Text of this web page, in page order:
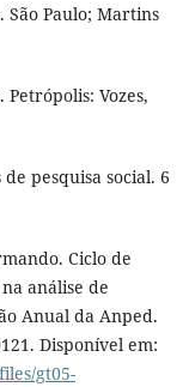
São Paulo; Martins
Vozes,
pesquisa social. 6
Ciclo de
análise de
Anual da Anped.
Disponível em:
gt05-